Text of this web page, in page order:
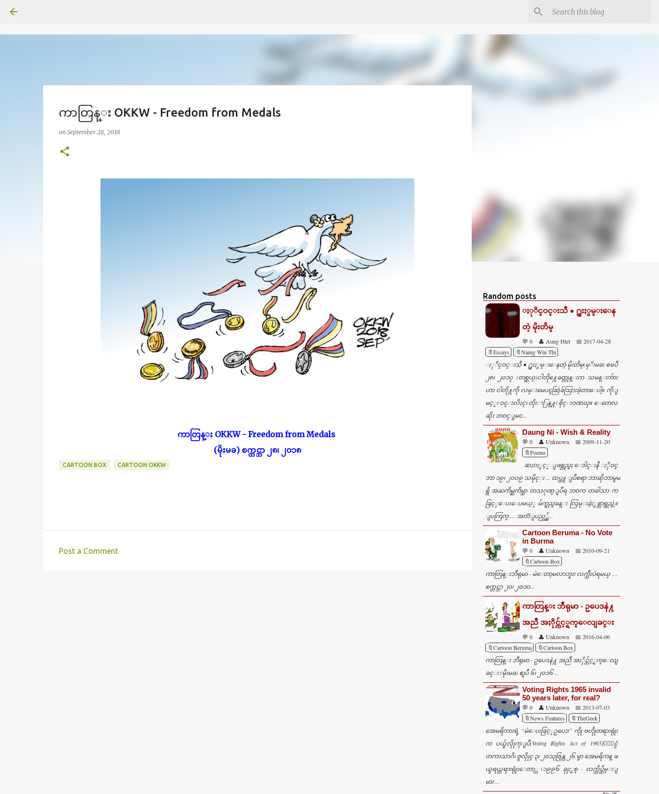
ကာတြန္း OKKW - Freedom from Medals
on September 28, 2018
ကာတြန္း OKKW - Freedom from Medals
(မိုးမခ) စက္တင္ဘာ ၂၈၊ ၂၀၁၈
CARTOON BOX CARTOON OKKW
Post a Comment
Random posts
ႏုိင္ဝင္းသီ ● ႐ူးႏွမ္းေန
တဲ့ မိုးတိမ္
💬 0 👤 Aung Htet
📅 2017-04-28
🔖Essays
🔖Naing Win Thi
ႏုိင္ဝင္းသီ ● ႐ူးႏွမ္းေနတဲ့ မိုးတိမ္(မုိးမခ) ဧၿပီ
၂၈၊ ၂၀၁၇ (တစ္ဆယ္)ငါတို႔ေခတ္တုန္းက သမန္းက်ား
ဟာ ငါတို႔ကို လမ္းမေပၚဆြဲခ်သြားခဲ့တာေပါ့။ ကိုျ
မင့္၊ ဝင္းလိႈင္၊ တိုးၫြန္႔၊ စိုင္းဝဏၰ။ ေတေလ
ဆိုး ဘဝင္ျမင...
Daung Ni - Wish & Reality
💬 0 👤 Unknown
📅 2009-11-20
🔖Poems
ဆႏၵႏွင့္ ျဖစ္တည္မႈ ေဒါင္းနီ ႏို၀င္
ဘာ ၁၉၊ ၂၀၀၉ သမိုင္း ... ထပ္တူ ျပဳစရာ ဘာဆိုဘာမွမ
ရွိ အႀကိမ္ႀကိမ္သာ တသဂုဏ္ျပဳရ ဘဝက တခါသာ က
ခြင့္ေပးေပမယ့္ မ်က္ရည္မခန္း လြမ္းခဲ့ႏွစ္တာရွည္ခဲ့။
ျပကြက္ … အတၱျပည့္လွ်ံ...
Cartoon Beruma - No Vote
in Burma
💬 0 👤 Unknown
📅 2010-09-21
🔖Cartoon Box
ကာတြန္းဘီရုမာ - မဲေတာ့မလာဘူး၊ လက္သီးပဲရမယ္ …
စက္တင္ဘာ ၂၀၊ ၂၀၁၀...
ကာတြန္း ဘီရုမာ - ဥပေဒနဲ႔
အညီ အႏိုင္က်င့္ရက္ေလျခင္း
💬 0 👤 Unknown
📅 2016-04-06
🔖Cartoon Beruma
🔖Cartoon Box
ကာတြန္း ဘီရုမာ - ဥပေဒနဲ႔ အညီ အႏိုင္က်င့္ရက္ေလျ
ခင္း (မိုးမခ) ဧျပီ ၆၊ ၂၀၁၆ ...
Voting Rights 1965 invalid
50 years later, for real?
💬 0 👤 Unknown
📅 2013-07-03
🔖News Features
🔖TheGeek
အေမရိကားရဲ့ “မဲေပးခြင့္ဥပေဒ” ကိုု ဗဟိုုတရားရုုံး
က ပယ္ခ်လိုုက္ျပီ(Voting Rights Act of 1965)ႏိုင္ငံ
တကာသာဂိ၊ ဇူလိုုင္ ၃၊ ၂၀၁၃ဇြန္လ ၂၆ မွာ အေမရိကန္ ဖ
ယ္ဒရယ္တရားရုုံးေတာ္က (၁၉၉၆ ခုုႏွစ္ - လက္ထိပ္ထိမ္းျ
မား ...